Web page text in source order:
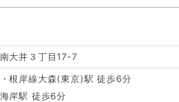
大井３丁目17-7
・根岸線大森(東京)駅 徒歩6分
岸駅 徒歩6分